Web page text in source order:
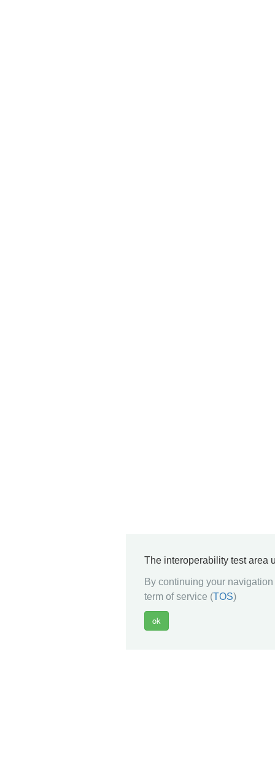
The interoperability test area
By continuing your
term of service (TOS)